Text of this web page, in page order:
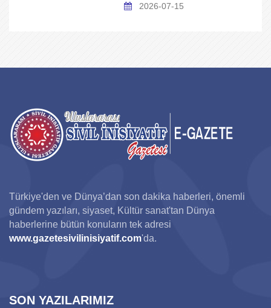
2026-07-15
Türkiye'den ve Dünya’dan son dakika haberleri, önemli
gündem yazıları, siyaset, Kültür sanat'tan Dünya
haberlerine bütün konuların tek adresi
www.gazetesivilinisiyatif.com'da.
SON YAZILARIMIZ